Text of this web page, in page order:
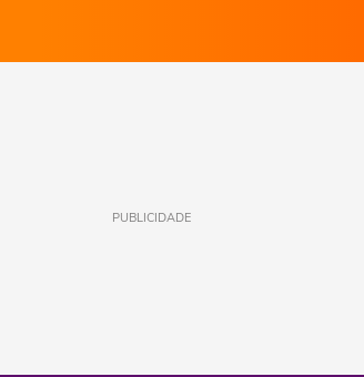
PUBLICIDADE